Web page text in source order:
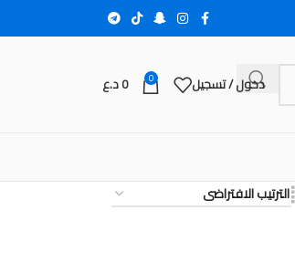
دخول / تسجيل 0
0د.ع